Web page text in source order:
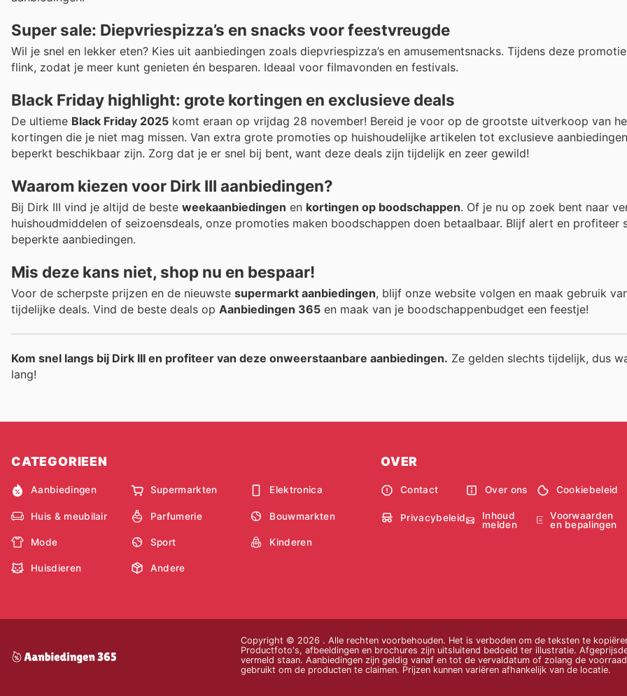
Super sale: Diepvriespizza’s en snacks voor feestvreugde
Wil je snel en lekker eten? Kies uit aanbiedingen zoals diepvriespizza’s en amusementsnacks. Tijdens deze
flink, zodat je meer kunt genieten én besparen. Ideaal voor filmavonden en festivals.
Black Friday highlight: grote kortingen en exclusieve deals
De ultieme Black Friday 2025 komt eraan op vrijdag 28 november! Bereid je voor op de grootste uitverkoop van
kortingen die je niet mag missen. Van extra grote promoties op huishoudelijke artikelen tot exclusieve
beperkt beschikbaar zijn. Zorg dat je er snel bij bent, want deze deals zijn tijdelijk en zeer gewild!
Waarom kiezen voor Dirk III aanbiedingen?
Bij Dirk III vind je altijd de beste weekaanbiedingen en kortingen op boodschappen. Of je nu op zoek bent naar
huishoudmiddelen of seizoensdeals, onze promoties maken boodschappen doen betaalbaar. Blijf alert en profiteer
beperkte aanbiedingen.
Mis deze kans niet, shop nu en bespaar!
Voor de scherpste prijzen en de nieuwste supermarkt aanbiedingen, blijf onze website volgen en maak gebruik
tijdelijke deals. Vind de beste deals op Aanbiedingen 365 en maak van je boodschappenbudget een feestje!
Kom snel langs bij Dirk III en profiteer van deze onweerstaanbare aanbiedingen. Ze gelden slechts tijdelijk, dus
lang!
CATEGORIEEN
Aanbiedingen Supermarkten Elektronica
Huis & meubilair Parfumerie Bouwmarkten
Mode Sport Kinderen
Huisdieren Andere
OVER
Contact Over ons Cookiebeleid
Privacybeleid
Inhoud
melden
Voorwaarden
en bepalingen
Copyright © 2026 . Alle rechten voorbehouden. Het is verboden om de teksten te
Productfoto's, afbeeldingen en brochures zijn uitsluitend bedoeld ter illustratie.
vermeld staan. Aanbiedingen zijn geldig vanaf en tot de vervaldatum of zolang de
gebruikt om de producten te claimen. Prijzen kunnen variëren afhankelijk van de locatie.